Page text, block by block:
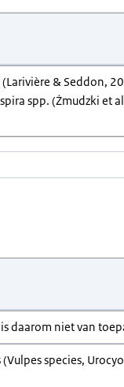
& Seddon,
spp. (Żmudzki
daarom niet van
species,